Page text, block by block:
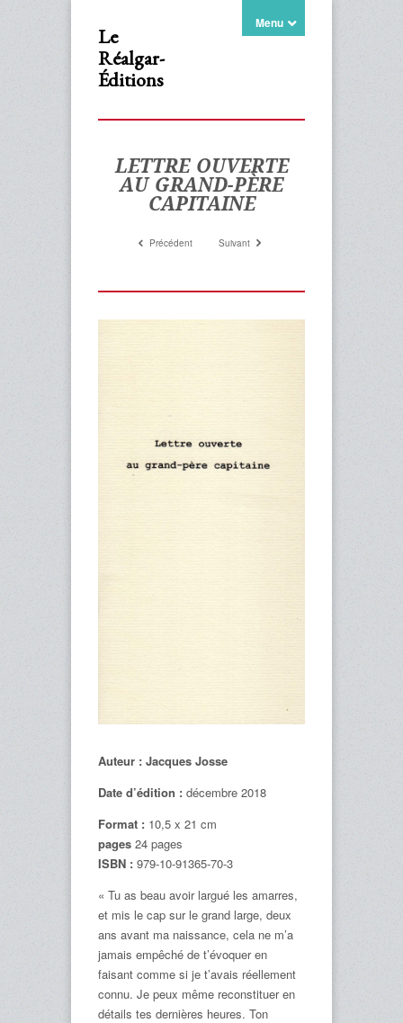
Le
Réalgar-
Éditions
Menu
LETTRE OUVERTE
AU GRAND-PÈRE
CAPITAINE
Précédent Suivant
Auteur : Jacques Josse
Date d’édition : décembre 2018
Format : 10,5 x 21 cm
pages 24 pages
ISBN : 979-10-91365-70-3
« Tu as beau avoir largué les amarres,
et mis le cap sur le grand large, deux
ans avant ma naissance, cela ne m’a
jamais empêché de t’évoquer en
faisant comme si je t’avais réellement
connu. Je peux même reconstituer en
détails tes dernières heures. Ton